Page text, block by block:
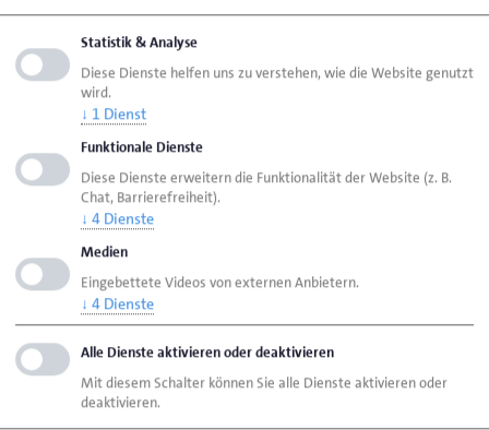
Seite empfehlen
Seite drucken
aktualisiert am 07. Aug. 2026
HWK Lübeck
Ansprechpersonen
in alphabetischer Reihenfolge
Jürß, Alexandra
Breite Str. 10/12
23552 Lübeck
Statistik & Analyse
Diese Dienste helfen uns zu verstehen, wie die Website genutzt
wird.
↓ 1 Dienst
Funktionale Dienste
Diese Dienste erweitern die Funktionalität der Website (z. B.
Chat, Barrierefreiheit).
↓ 4 Dienste
Medien
Eingebettete Videos von externen Anbietern.
↓ 4 Dienste
Alle Dienste aktivieren oder deaktivieren
Mit diesem Schalter können Sie alle Dienste aktivieren oder
deaktivieren.